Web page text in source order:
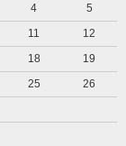
4
5
11
12
18
19
25
26